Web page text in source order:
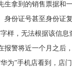
拿到的销售票据和一
身份证号甚至身份证
样，无法根据该信
警将近一个月之后
为”手机店看到，店